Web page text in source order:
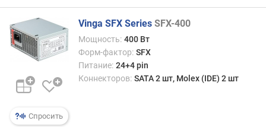
К
П
Д
(
%
д
а
Спросить
Vinga SFX Series SFX-400
Мощность: 400 Вт
Форм-фактор: SFX
Питание: 24+4 pin
Коннекторов: SATA 2 шт, Molex (IDE) 2 шт